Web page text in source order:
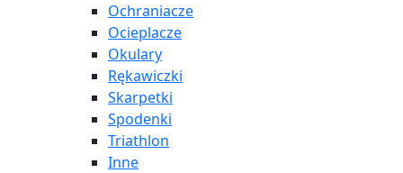
Ochraniacze
Ocieplacze
Okulary
Rękawiczki
Skarpetki
Spodenki
Triathlon
Inne